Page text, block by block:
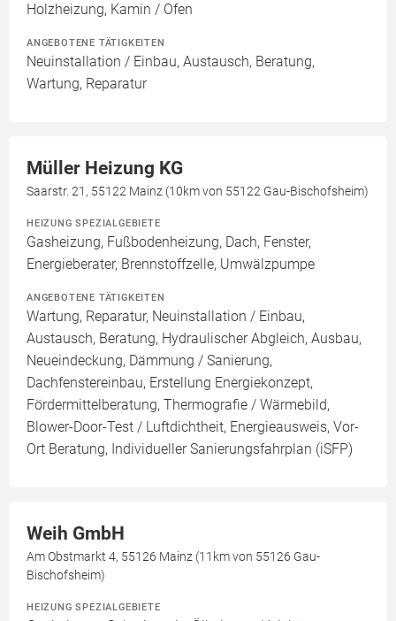
Holzheizung, Kamin / Ofen
ANGEBOTENE TÄTIGKEITEN
Neuinstallation / Einbau, Austausch, Beratung,
Wartung, Reparatur
Müller Heizung KG
Saarstr. 21, 55122 Mainz (10km von 55122 Gau-Bischofsheim)
HEIZUNG SPEZIALGEBIETE
Gasheizung, Fußbodenheizung, Dach, Fenster,
Energieberater, Brennstoffzelle, Umwälzpumpe
ANGEBOTENE TÄTIGKEITEN
Wartung, Reparatur, Neuinstallation / Einbau,
Austausch, Beratung, Hydraulischer Abgleich, Ausbau,
Neueindeckung, Dämmung / Sanierung,
Dachfenstereinbau, Erstellung Energiekonzept,
Fördermittelberatung, Thermografie / Wärmebild,
Blower-Door-Test / Luftdichtheit, Energieausweis, Vor-
Ort Beratung, Individueller Sanierungsfahrplan (iSFP)
Weih GmbH
Am Obstmarkt 4, 55126 Mainz (11km von 55126 Gau-
Bischofsheim)
HEIZUNG SPEZIALGEBIETE